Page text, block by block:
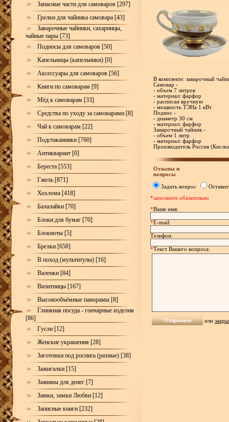
Запасные части для самоваров [297]
Грелки для чайника самовара [43]
Заварочные чайники, сахарницы,
чайные пары [73]
Подносы для самоваров [50]
Капельницы (капельники) [0]
Аксессуары для самоваров [56]
Книги по самоварам [9]
Мёд к самоварам [33]
Средства по уходу за самоварами [8]
Чай к самоварам [22]
Подстаканники [760]
Антиквариат [0]
Береста [553]
Гжель [871]
Хохлома [418]
Балалайки [70]
Блоки для бумаг [70]
Блокноты [5]
Брелки [658]
В поход (мультитулы) [16]
Валенки [84]
Визитницы [167]
Высокообъёмные панорамы [8]
Глиняная посуда - гончарные изделия
[86]
Гусли [12]
Женские украшения [28]
Заготовки под роспись (разные) [38]
Зажигалки [15]
Зажимы для денег [7]
Замки, замки Любви [12]
Записные книги [232]
В комплекте: заварочный
Самовар -
- объем 7 литров
- материал: фарфор
- расписан вручную
- мощность ТЭНа 1 кВт
Поднос -
- диаметр 30 см
- материал: фарфор
Заварочный чайник -
- объем 1 литр
- материал: фарфор
Производитель Россия
Отзывы и
вопросы
Задать вопрос
*заполните обязательно
*Ваше имя:
*E-mail:
Телефон:
*Текст Вашего вопроса:
или